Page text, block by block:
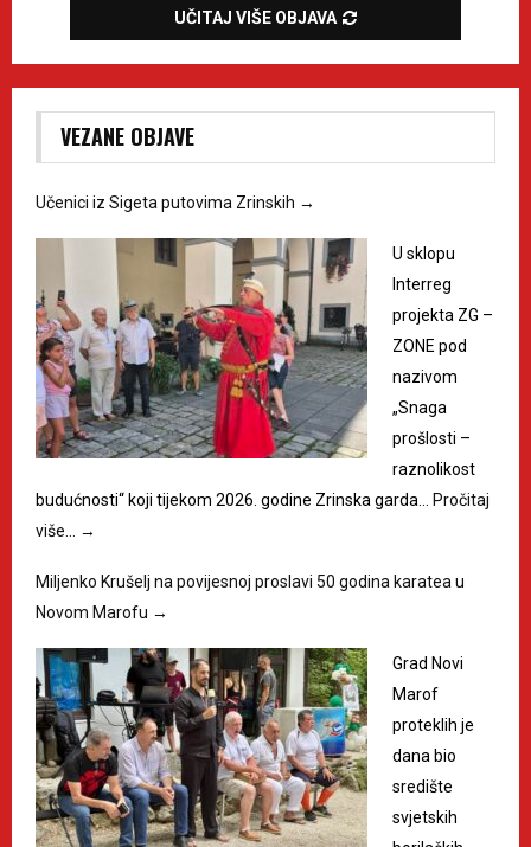
UČITAJ VIŠE OBJAVA
VEZANE OBJAVE
Učenici iz Sigeta putovima Zrinskih →
U sklopu
Interreg
projekta ZG –
ZONE pod
nazivom
„Snaga
prošlosti –
raznolikost
budućnosti“ koji tijekom 2026. godine Zrinska garda… Pročitaj
više…
→
Miljenko Krušelj na povijesnoj proslavi 50 godina karatea u
Novom Marofu →
Grad Novi
Marof
proteklih je
dana bio
središte
svjetskih